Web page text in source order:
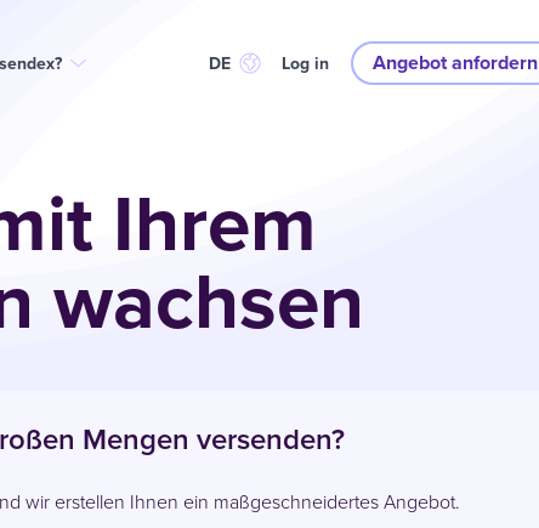
DE Log in Angebot anfordern
Ihrem
wachsen
Mengen versenden?
wir erstellen Ihnen ein maßgeschneidertes Angebot.